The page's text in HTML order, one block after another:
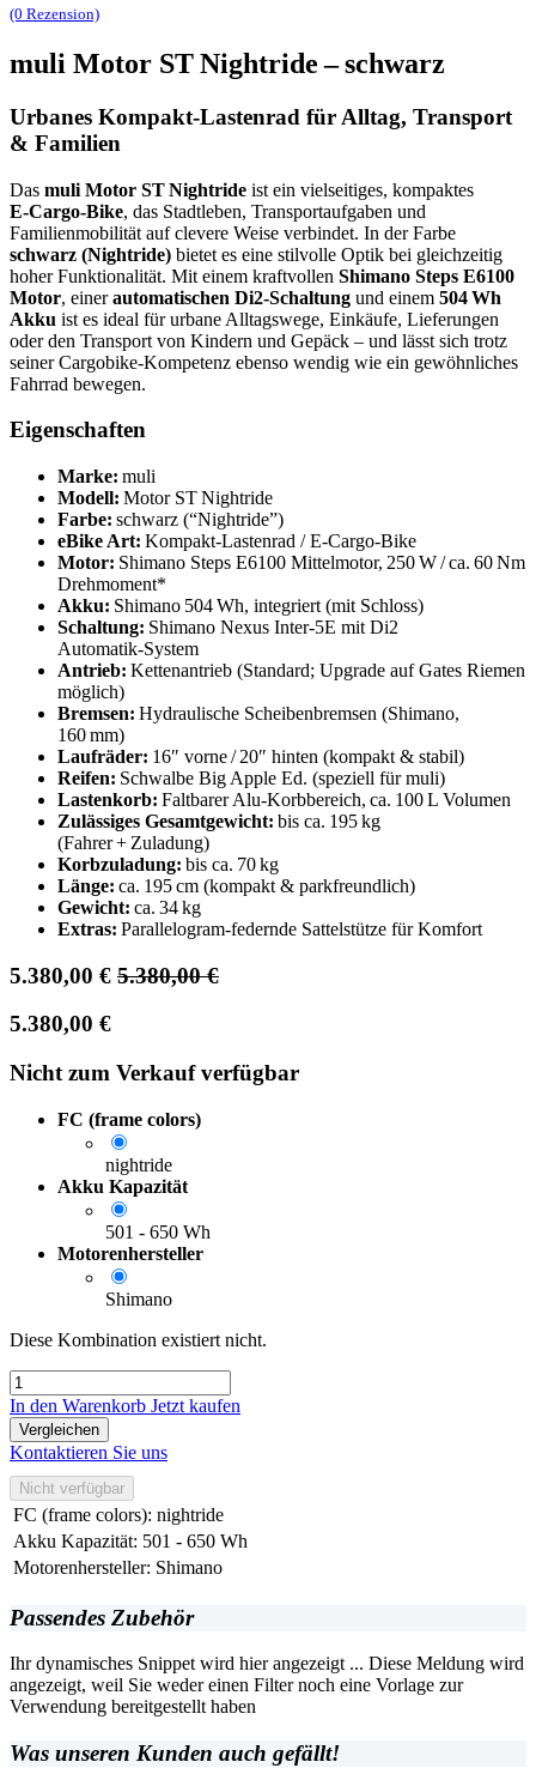
(0 Rezension)
muli Motor ST Nightride – schwarz
Urbanes Kompakt‑Lastenrad für Alltag, Transport
& Familien
Das muli Motor ST Nightride ist ein vielseitiges, kompaktes
E‑Cargo‑Bike, das Stadtleben, Transportaufgaben und
Familienmobilität auf clevere Weise verbindet. In der Farbe
schwarz (Nightride) bietet es eine stilvolle Optik bei gleichzeitig
hoher Funktionalität. Mit einem kraftvollen Shimano Steps E6100
Motor, einerautomatischen Di2‑Schaltung und einem 504 Wh
Akku ist es ideal für urbane Alltagswege, Einkäufe, Lieferungen
oder den Transport von Kindern und Gepäck – und lässt sich trotz
seiner Cargobike‑Kompetenz ebenso wendig wie ein gewöhnliches
Fahrrad bewegen.
Eigenschaften
Marke: muli
Modell: Motor ST Nightride
Farbe: schwarz (“Nightride”)
eBike Art: Kompakt‑Lastenrad / E‑Cargo‑Bike
Motor: Shimano Steps E6100 Mittelmotor, 250 W / ca. 60 Nm
Drehmoment*
Akku: Shimano 504 Wh, integriert (mit Schloss)
Schaltung: Shimano Nexus Inter‑5E mit Di2
Automatik‑System
Antrieb: Kettenantrieb (Standard; Upgrade auf Gates Riemen
möglich)
Bremsen: Hydraulische Scheibenbremsen (Shimano,
160 mm)
Laufräder: 16″ vorne / 20″ hinten (kompakt & stabil)
Reifen: Schwalbe Big Apple Ed. (speziell für muli)
Lastenkorb: Faltbarer Alu‑Korbbereich, ca. 100 L Volumen
Zulässiges Gesamtgewicht: bis ca. 195 kg
(Fahrer + Zuladung)
Korbzuladung: bis ca. 70 kg
Länge: ca. 195 cm (kompakt & parkfreundlich)
Gewicht: ca. 34 kg
Extras: Parallelogram‑federnde Sattelstütze für Komfort
5.380,00 € 5.380,00€
5.380,00 €
Nicht zum Verkauf verfügbar
FC (frame colors)
nightride
Akku Kapazität
501 - 650 Wh
Motorenhersteller
Shimano
Diese Kombination existiert nicht.
In den Warenkorb Jetzt kaufen
Vergleichen
Kontaktieren Sie uns
Nicht verfügbar
FC (frame colors): nightride
Akku Kapazität: 501 - 650 Wh
Motorenhersteller: Shimano
Passendes Zubehör
Ihr dynamisches Snippet wird hier angezeigt ... Diese Meldung wird
angezeigt, weil Sie weder einen Filter noch eine Vorlage zur
Verwendung bereitgestellt haben
Was unseren Kunden auch gefällt!